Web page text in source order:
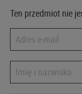
Ten przedmiot nie